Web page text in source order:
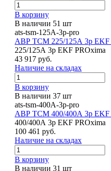
В корзину
В наличии 51 шт
ats-tsm-125A-3p-pro
АВР ТСM 225/125А 3р EKF
225/125А 3р EKF PROxima
43 917 руб.
Наличие на складах
В корзину
В наличии 37 шт
ats-tsm-400A-3p-pro
АВР ТСM 400/400А 3р EKF
400/400А 3р EKF PROxima
100 461 руб.
Наличие на складах
В корзину
В наличии 31 шт